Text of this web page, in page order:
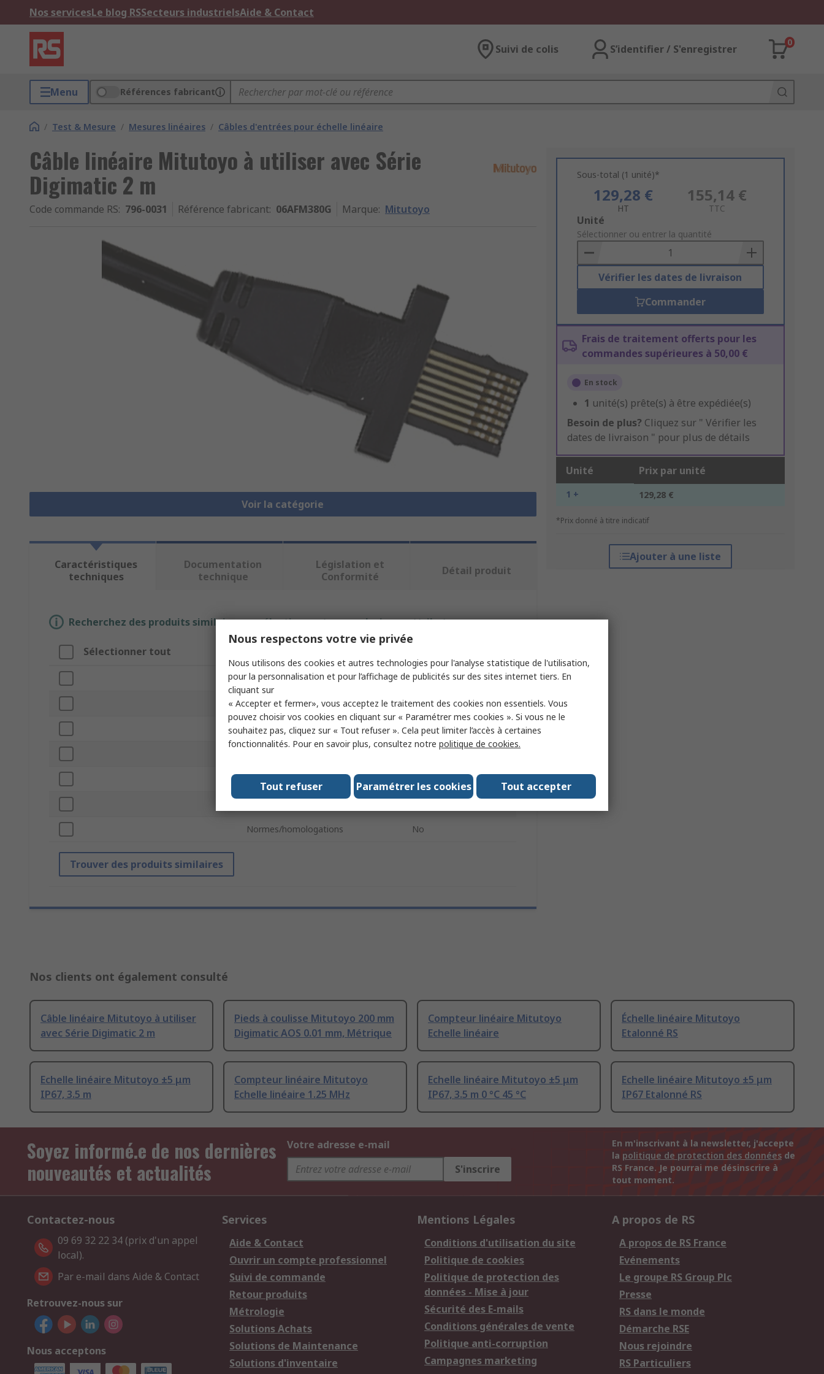
Nos servicesLe blog RSSecteurs industrielsAide & Contact
Suivi de colis S’identifier / S'enregistrer
0
Menu Références fabricant
/ Test & Mesure / Mesures linéaires / Câbles d'entrées pour échelle linéaire
Câble linéaire Mitutoyo à utiliser avec Série
Digimatic 2 m
Code commande RS: 796-0031 Référence fabricant: 06AFM380G Marque: Mitutoyo
Voir la catégorie
Sous-total (1 unité)*
129,28 €
HT
155,14 €
TTC
Add
to
Basket
Unité
Sélectionner ou entrer la quantité
Vérifier les dates de livraison
Commander
Frais de traitement offerts pour les
commandes supérieures à 50,00 €
En stock
1 unité(s) prête(s) à être expédiée(s)
Besoin de plus? Cliquez sur " Vérifier les
dates de livraison " pour plus de détails
Unité Prix par unité
1 + 129,28 €
*Prix donné à titre indicatif
Ajouter à une liste
Caractéristiques
techniques
Documentation
technique
Législation et
Conformité
Détail produit
Recherchez des produits similaires en sélectionnant un ou plusieurs attributs.
Sélectionner tout
Marque Mitutoyo
Type de produit Câble linéaire
Série Digimatic
Normes/homologations No
Trouver des produits similaires
Nos clients ont également consulté
Câble linéaire Mitutoyo à utiliser
avec Série Digimatic 2 m
Pieds à coulisse Mitutoyo 200 mm
Digimatic AOS 0.01 mm, Métrique
Compteur linéaire Mitutoyo
Echelle linéaire
Échelle linéaire Mitutoyo
Etalonné RS
Echelle linéaire Mitutoyo ±5 μm
IP67, 3.5 m
Compteur linéaire Mitutoyo
Echelle linéaire 1.25 MHz
Echelle linéaire Mitutoyo ±5 μm
IP67, 3.5 m 0 °C 45 °C
Echelle linéaire Mitutoyo ±5 μm
IP67 Etalonné RS
Soyez informé.e de nos dernières
nouveautés et actualités
Votre adresse e-mail
S'inscrire
En m'inscrivant à la newsletter, j'accepte
la politique de protection des données de
RS France. Je pourrai me désinscrire à
tout moment.
Contactez-nous
09 69 32 22 34 (prix d'un appel
local).
Par e-mail dans Aide & Contact
Retrouvez-nous sur
Nous acceptons
Services
Aide & Contact
Ouvrir un compte professionnel
Suivi de commande
Retour produits
Métrologie
Solutions Achats
Solutions de Maintenance
Solutions d'inventaire
Mentions Légales
Conditions d'utilisation du site
Politique de cookies
Politique de protection des
données - Mise à jour
Sécurité des E-mails
Conditions générales de vente
Politique anti-corruption
Campagnes marketing
A propos de RS
A propos de RS France
Evénements
Le groupe RS Group Plc
Presse
RS dans le monde
Démarche RSE
Nous rejoindre
RS Particuliers
Nous respectons votre vie privée
Nous utilisons des cookies et autres technologies pour l'analyse statistique de l'utilisation,
pour la personnalisation et pour l’affichage de publicités sur des sites internet tiers. En
cliquant sur
« Accepter et fermer», vous acceptez le traitement des cookies non essentiels. Vous
pouvez choisir vos cookies en cliquant sur « Paramétrer mes cookies ». Si vous ne le
souhaitez pas, cliquez sur « Tout refuser ». Cela peut limiter l’accès à certaines
fonctionnalités. Pour en savoir plus, consultez notre politique de cookies.
Tout accepter
Paramétrer les cookies
Tout refuser